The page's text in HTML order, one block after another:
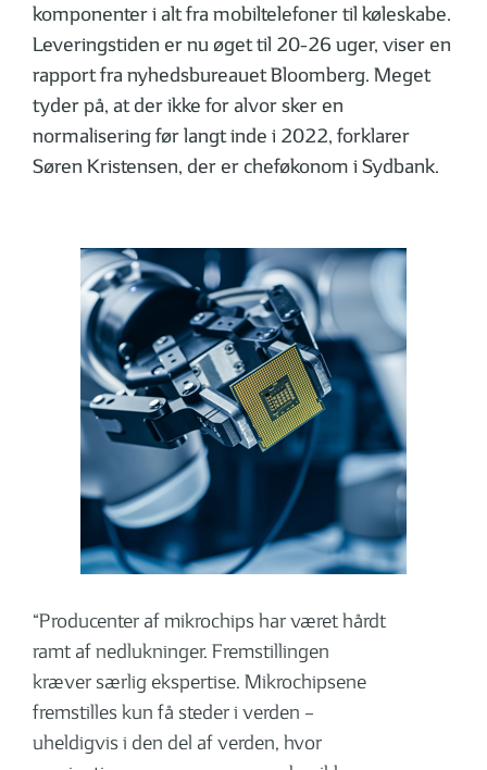
komponenter i alt fra mobiltelefoner til køleskabe.
Leveringstiden er nu øget til 20-26 uger, viser en
rapport fra nyhedsbureauet Bloomberg. Meget
tyder på, at der ikke for alvor sker en
normalisering før langt inde i 2022, forklarer
Søren Kristensen, der er cheføkonom i Sydbank.
“Producenter af mikrochips har været hårdt
ramt af nedlukninger. Fremstillingen
kræver særlig ekspertise. Mikrochipsene
fremstilles kun få steder i verden –
uheldigvis i den del af verden, hvor